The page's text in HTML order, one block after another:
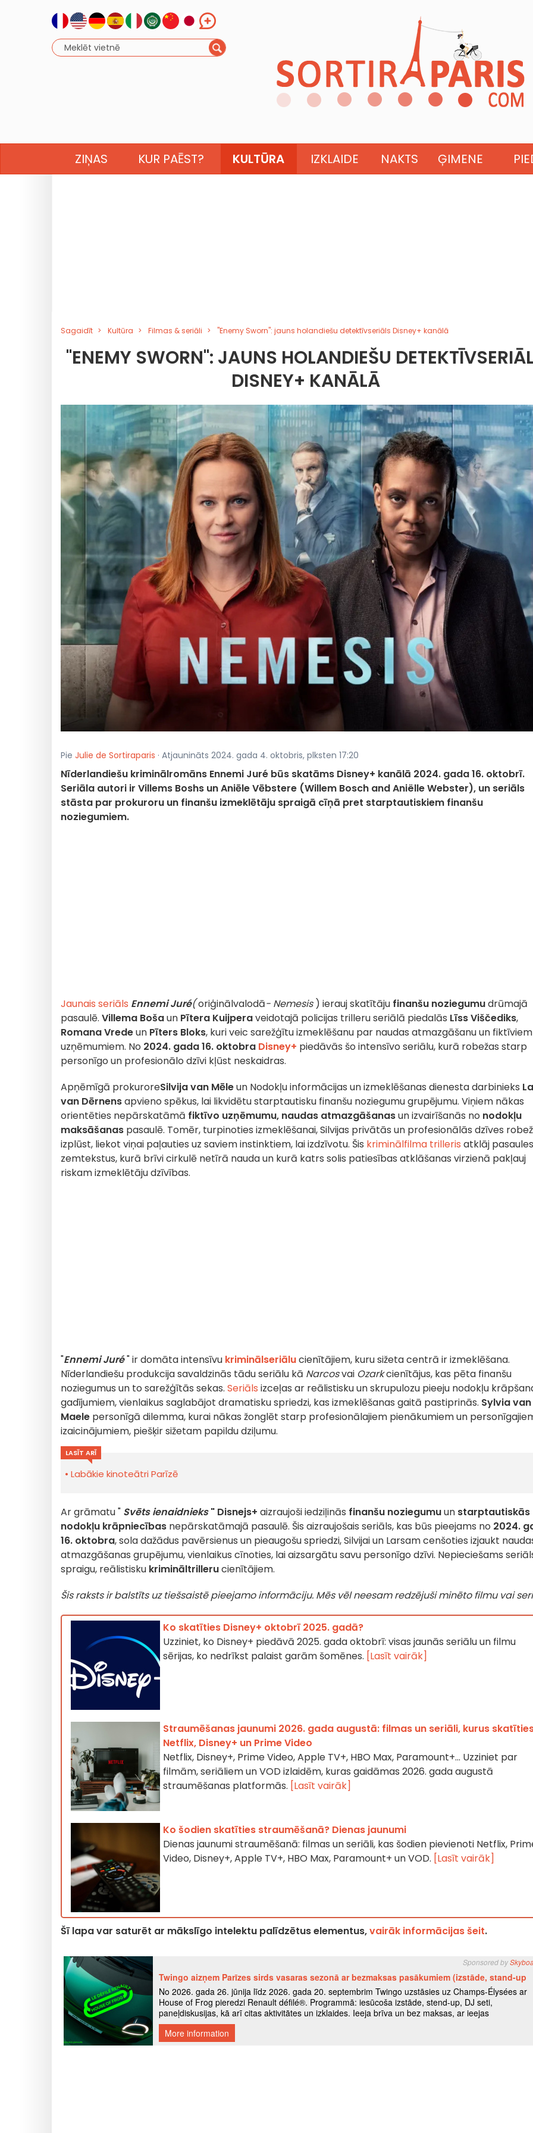
ZIŅAS KUR PAĒST? KULTŪRA IZKLAIDE NAKTS ĢIMENE
Sagaidīt Kultūra Filmas & seriāli "Enemy Sworn": jauns holandiešu detektīvseriāls Disney+ kanālā
"ENEMY SWORN": JAUNS HOLANDIEŠU
DISNEY+ KANĀLĀ
Pie Julie de Sortiraparis · Atjaunināts 2024. gada 4. oktobris, plksten 17:20
Nīderlandiešu kriminālromāns Ennemi Juré būs skatāms Disney+ kanālā 2024. gada 16. oktobrī.
Seriāla autori ir Villems Boshs un Aniēle Vēbstere (Willem Bosch and Aniëlle Webster), un seriāls
stāsta par prokuroru un finanšu izmeklētāju spraigā cīņā pret starptautiskiem finanšu
noziegumiem.
Jaunais seriāls Ennemi Juré(oriģinālvalodā- Nemesis) ierauj skatītāju finanšu noziegumudrūmajā
pasaulē. Villema Bošaun Pītera Kuijperaveidotajā policijas trilleru seriālā piedalās Līss Viščediks,
Romana Vredeun Pīters Bloks, kuri veic sarežģītu izmeklēšanu par naudas atmazgāšanu un fiktīviem
uzņēmumiem. No 2024. gada 16. oktobra Disney+ piedāvās šo intensīvo seriālu, kurā robežas starp
personīgo un profesionālo dzīvi kļūst neskaidras.
Apņēmīgā prokuroreSilvija van Mēleun Nodokļu informācijas un izmeklēšanas dienesta darbinieks
van Dērnensapvieno spēkus, lai likvidētu starptautisku finanšu noziegumu grupējumu. Viņiem nākas
orientēties nepārskatāmā fiktīvo uzņēmumu, naudas atmazgāšanasun izvairīšanās no nodokļu
maksāšanas pasaulē. Tomēr, turpinoties izmeklēšanai, Silvijas privātās un profesionālās dzīves
izplūst, liekot viņai paļauties uz saviem instinktiem, lai izdzīvotu. Šis kriminālfilma trilleris atklāj pasaules
zemtekstus, kurā brīvi cirkulē netīrā nauda un kurā katrs solis patiesības atklāšanas virzienā pakļauj
riskam izmeklētāju dzīvības.
"Ennemi Juré" ir domāta intensīvu kriminālseriālucienītājiem, kuru sižeta centrā ir izmeklēšana.
Nīderlandiešu produkcija savaldzinās tādu seriālu kā Narcosvai Ozarkcienītājus, kas pēta finanšu
noziegumus un to sarežģītās sekas. Seriāls izceļas ar reālistisku un skrupulozu pieeju nodokļu
gadījumiem, vienlaikus saglabājot dramatisku spriedzi, kas izmeklēšanas gaitā pastiprinās. Sylvia van
Maele personīgā dilemma, kurai nākas žonglēt starp profesionālajiem pienākumiem un
izaicinājumiem, piešķir sižetam papildu dziļumu.
LASĪT ARĪ
Labākie kinoteātri Parīzē
Ar grāmatu " Svēts ienaidnieks " Disnejs+ aizraujoši iedziļinās finanšu noziegumuun starptautiskās
nodokļu krāpniecības nepārskatāmajā pasaulē. Šis aizraujošais seriāls, kas būs pieejams no 2024.
16. oktobra, sola dažādus pavērsienus un pieaugošu spriedzi, Silvijai un Larsam cenšoties izjaukt
atmazgāšanas grupējumu, vienlaikus cīnoties, lai aizsargātu savu personīgo dzīvi. Nepieciešams
spraigu, reālistisku krimināltrillerucienītājiem.
Šis raksts ir balstīts uz tiešsaistē pieejamo informāciju. Mēs vēl neesam redzējuši minēto filmu vai
Ko skatīties Disney+ oktobrī 2025. gadā?
Uzziniet, ko Disney+ piedāvā 2025. gada oktobrī: visas jaunās seriālu un filmu
sērijas, ko nedrīkst palaist garām šomēnes. [Lasīt vairāk]
Straumēšanas jaunumi 2026. gada augustā: filmas un seriāli, kurus
Netflix, Disney+ un Prime Video
Netflix, Disney+, Prime Video, Apple TV+, HBO Max, Paramount+… Uzziniet par
filmām, seriāliem un VOD izlaidēm, kuras gaidāmas 2026. gada augustā
straumēšanas platformās. [Lasīt vairāk]
Ko šodien skatīties straumēšanā? Dienas jaunumi
Dienas jaunumi straumēšanā: filmas un seriāli, kas šodien pievienoti Netflix,
Video, Disney+, Apple TV+, HBO Max, Paramount+ un VOD. [Lasīt vairāk]
Šī lapa var saturēt ar mākslīgo intelektu palīdzētus elementus,vairāk informācijas šeit.